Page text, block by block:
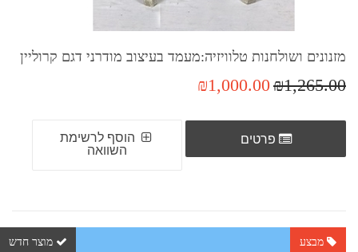
מזנונים ושולחנות טלוויזיה:מעמד בעיצוב מודרני דגם קרוליין
₪1,265.00
₪1,000.00
פרטים
הוסף לרשימת
השוואה
מוצר חדש מבצע